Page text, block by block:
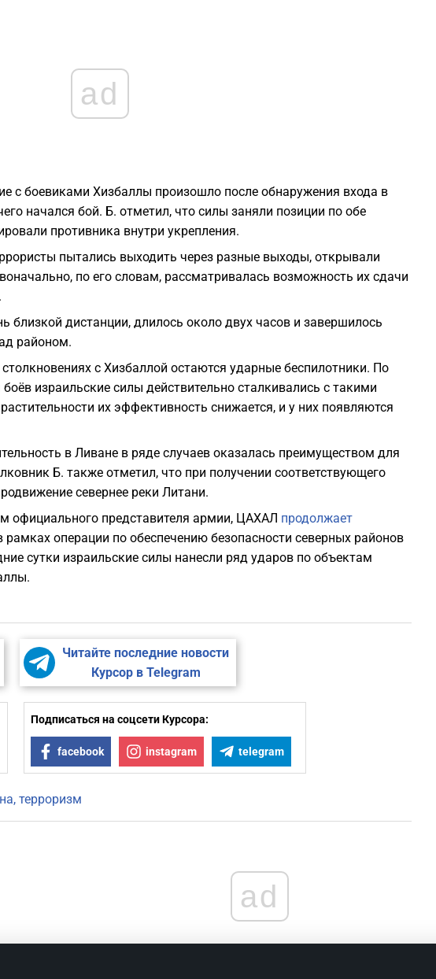
ad
с боевиками Хизбаллы произошло после обнаружения входа в
начался бой. Б. отметил, что силы заняли позиции по обе
противника внутри укрепления.
пытались выходить через разные выходы, открывали
по его словам, рассматривалась возможность их сдачи
близкой дистанции, длилось около двух часов и завершилось
районом.
с Хизбаллой остаются ударные беспилотники. По
израильские силы действительно сталкивались с такими
их эффективность снижается, и у них появляются
в Ливане в ряде случаев оказалась преимуществом для
Б. также отметил, что при получении соответствующего
севернее реки Литани.
официального представителя армии, ЦАХАЛ продолжает
рамках операции по обеспечению безопасности северных районов
сутки израильские силы нанесли ряд ударов по объектам
Читайте последние новости
Курсор в Telegram
Подписаться на соцсети Курсора:
facebook instagram telegram
терроризм
ad